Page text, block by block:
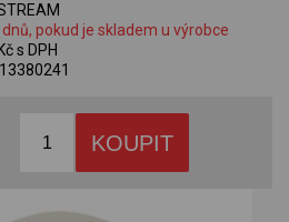
pokud je skladem u výrobce
s DPH